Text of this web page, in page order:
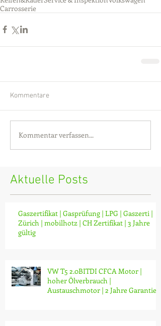
Carrosserie
Kommentare
Kommentar verfassen...
Aktuelle Posts
Gaszertifikat | Gasprüfung | LPG | Gaszerti |
Zürich | mobilhotz | CH Zertifikat | 3 Jahre
gültig
VW T5 2.0BITDI CFCA Motor |
hoher Ölverbrauch |
Austauschmotor | 2 Jahre Garantie |